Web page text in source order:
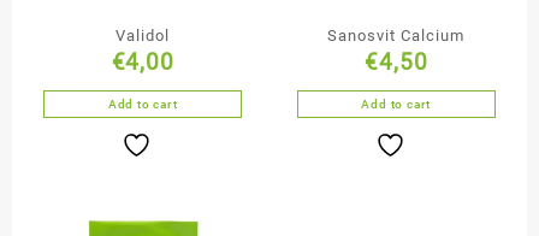
Validol
€4,00
Add to cart
Sanosvit Calcium
€4,50
Add to cart